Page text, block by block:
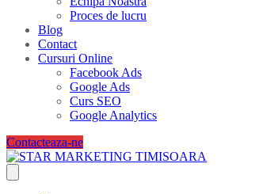
Proces de lucru
Blog
Contact
Cursuri Online
Facebook Ads
Google Ads
Curs SEO
Google Analytics
Contacteaza-ne